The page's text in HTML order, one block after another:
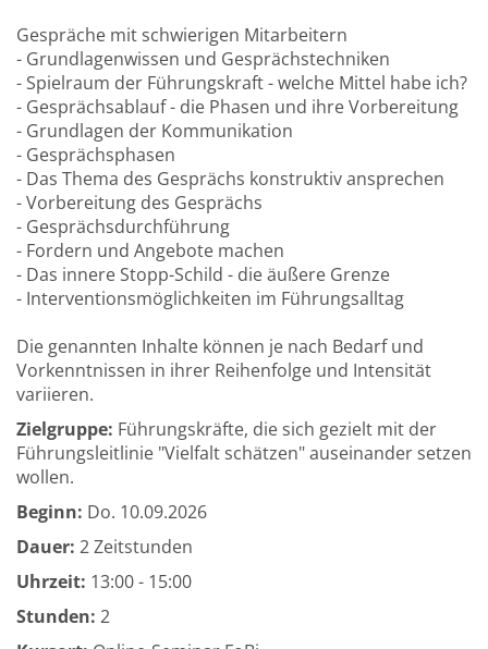
Gespräche mit schwierigen Mitarbeitern
- Grundlagenwissen und Gesprächstechniken
- Spielraum der Führungskraft - welche Mittel habe ich?
- Gesprächsablauf - die Phasen und ihre Vorbereitung
- Grundlagen der Kommunikation
- Gesprächsphasen
- Das Thema des Gesprächs konstruktiv ansprechen
- Vorbereitung des Gesprächs
- Gesprächsdurchführung
- Fordern und Angebote machen
- Das innere Stopp-Schild - die äußere Grenze
- Interventionsmöglichkeiten im Führungsalltag
Die genannten Inhalte können je nach Bedarf und
Vorkenntnissen in ihrer Reihenfolge und Intensität
variieren.
Zielgruppe: Führungskräfte, die sich gezielt mit der
Führungsleitlinie "Vielfalt schätzen" auseinander setzen
wollen.
Beginn: Do. 10.09.2026
Dauer: 2 Zeitstunden
Uhrzeit: 13:00 - 15:00
Stunden: 2